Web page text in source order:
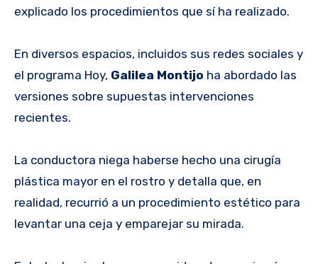
explicado los procedimientos que sí ha realizado.
En diversos espacios, incluidos sus redes sociales y
el programa Hoy, Galilea Montijo ha abordado las
versiones sobre supuestas intervenciones
recientes.
La conductora niega haberse hecho una cirugía
plástica mayor en el rostro y detalla que, en
realidad, recurrió a un procedimiento estético para
levantar una ceja y emparejar su mirada.